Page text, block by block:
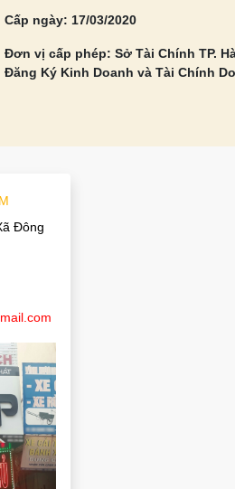
Cấp ngày: 17/03/2020
Đơn vị cấp phép: Sở Tài Chính TP.
Đăng Ký Kinh Doanh và Tài Chính
Đông